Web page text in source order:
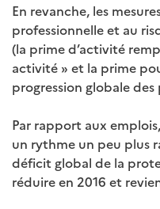
En revanche, les
professionnelle et au
(la prime d’activité
activité » et la prime
progression globale
Par rapport aux
un rythme un peu plus
déficit global de la
réduire en 2016 et